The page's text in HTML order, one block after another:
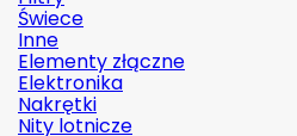
Świece
Inne
Elementy złączne
Elektronika
Nakrętki
Nity lotnicze